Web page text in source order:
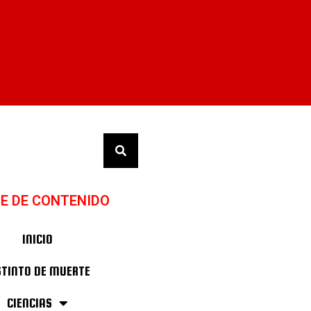
DE CONTENIDO
INICIO
DE MUERTE
CIENCIAS